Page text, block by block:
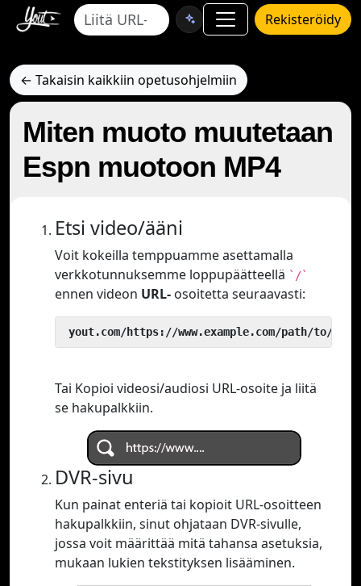
Rekisteröidy
← Takaisin kaikkiin opetusohjelmiin
Miten muoto muutetaan
Espn muotoon MP4
Etsi video/ääni
Voit kokeilla temppuamme asettamalla
verkkotunnuksemme loppupäätteellä `/`
ennen videon URL- osoitetta seuraavasti:
yout.com/https://www.example.com/path/to/
Tai Kopioi videosi/audiosi URL-osoite ja liitä
se hakupalkkiin.
DVR-sivu
Kun painat enteriä tai kopioit URL-osoitteen
hakupalkkiin, sinut ohjataan DVR-sivulle,
jossa voit määrittää mitä tahansa asetuksia,
mukaan lukien tekstityksen lisääminen.